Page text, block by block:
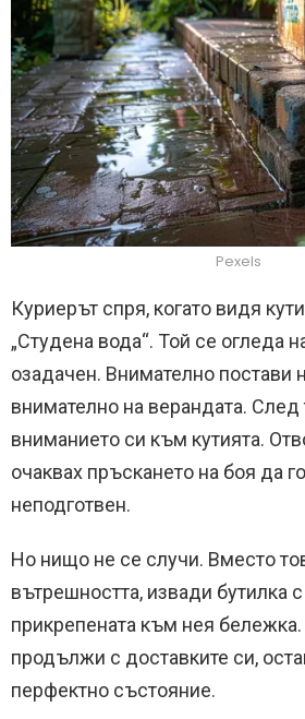
Pexels
Куриерът спря, когато видя
„Студена вода“. Той се огледа
озадачен. Внимателно постави
внимателно на верандата. След
вниманието си към кутията.
очаквах пръскането на боя да
неподготвен.
Но нищо не се случи. Вместо
вътрешността, извади бутилка
прикрепената към нея
продължи с доставките си,
перфектно състояние.